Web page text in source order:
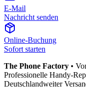
E-Mail
Nachricht senden
Online-Buchung
Sofort starten
The Phone Factory •
Professionelle Handy-
Deutschlandweiter